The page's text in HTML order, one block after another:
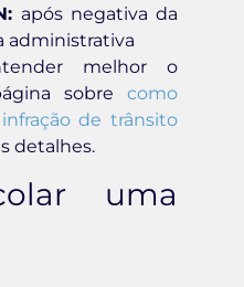
após negativa da
administrativa
melhor o
sobre como
de trânsito
detalhes.
uma